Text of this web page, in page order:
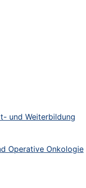
und Weiterbildung
Operative Onkologie